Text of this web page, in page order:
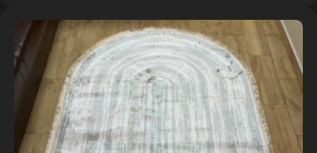
2,5 × 4 м
наличие
3 шт.
в корзине